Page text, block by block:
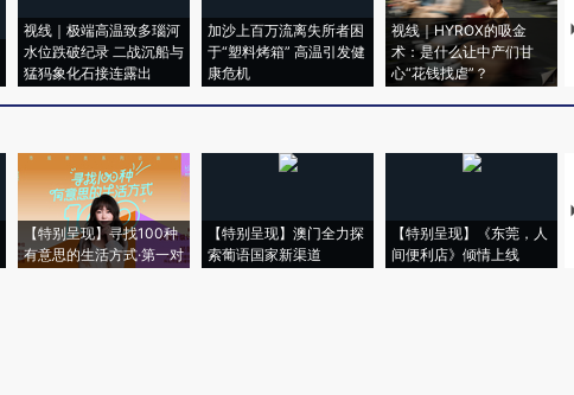
视线｜极端高温致多瑙河
水位跌破纪录 二战沉船与
猛犸象化石接连露出
加沙上百万流离失所者困
于“塑料烤箱” 高温引发健
康危机
视线｜HYROX的吸金
术：是什么让中产们甘
心“花钱找虐”？
【特别呈现】寻找100种
有意思的生活方式·第一对
【特别呈现】澳门全力探
索葡语国家新渠道
【特别呈现】《东莞，人
间便利店》倾情上线